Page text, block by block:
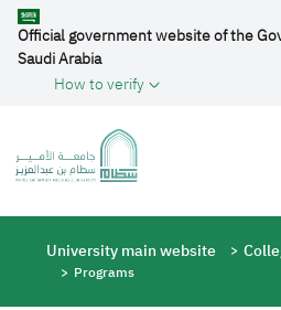
Skip to main content
Official government website of the
Saudi Arabia
How to verify
Breadcrumb
University main website
Programs